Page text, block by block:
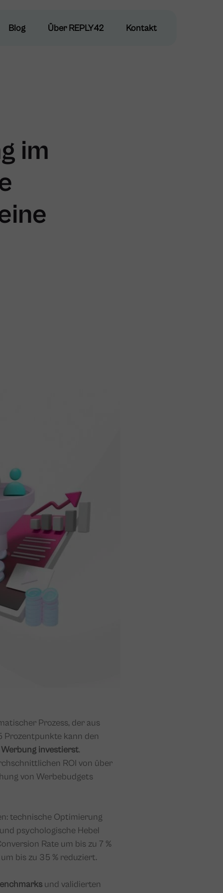
Blog Über REPLY42 Kontakt
Blog Über REPLY42 Kontakt
im
Prozess, der aus
Prozentpunkte kann den
investierst.
ROI von über
von Werbebudgets
technische Optimierung
psychologische Hebel
Rate um bis zu 7 %
bis zu 35 % reduziert.
und validierten